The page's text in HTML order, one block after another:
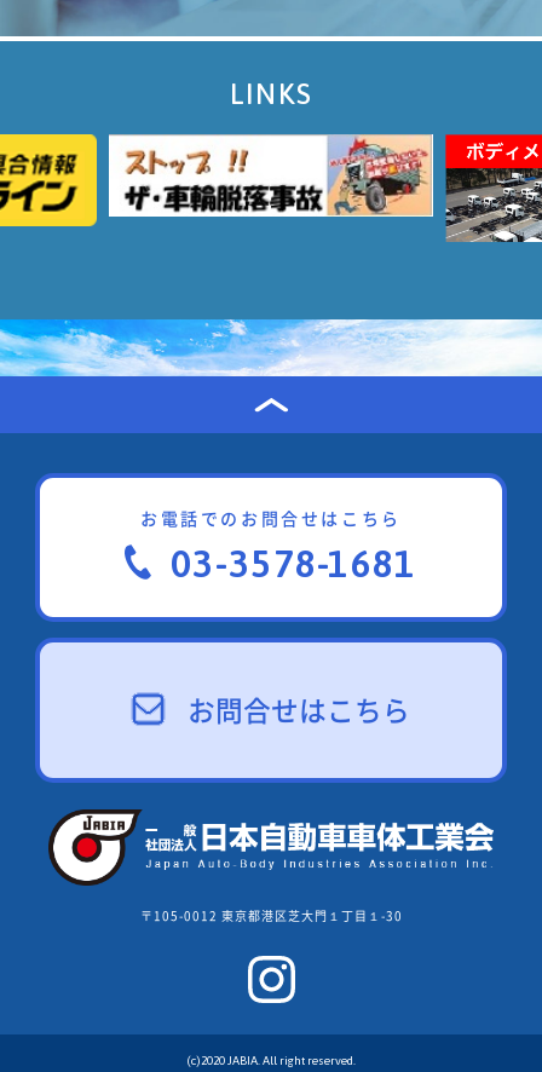
LINKS
お電話でのお問合せはこちら
03-3578-1681
お問合せはこちら
〒105-0012 東京都港区芝大門１丁目１-30
(c)2020 JABIA. All right reserved.